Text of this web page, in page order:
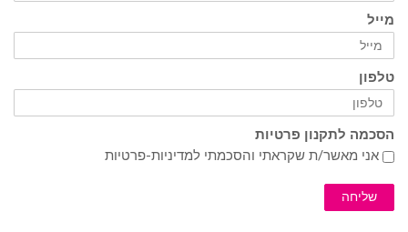
מייל
טלפון
הסכמה לתקנון פרטיות
אני מאשר/ת שקראתי והסכמתי למדיניות-פרטיות
שליחה